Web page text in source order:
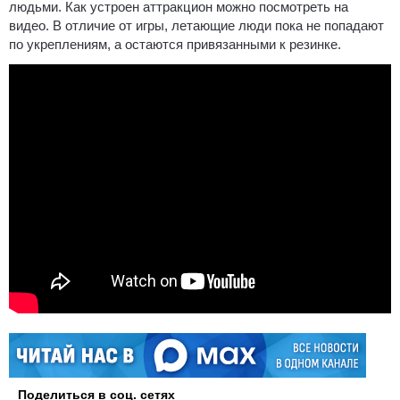
людьми. Как устроен аттракцион можно посмотреть на
видео. В отличие от игры, летающие люди пока не попадают
по укреплениям, а остаются привязанными к резинке.
Поделиться в соц. сетях